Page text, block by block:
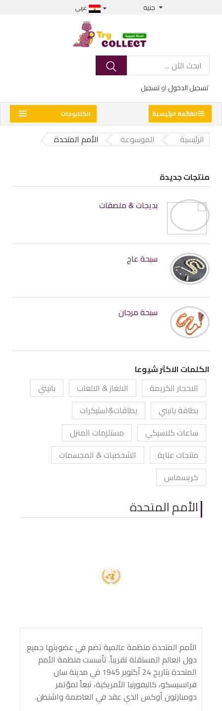
جنيه عربي
تسجيل الدخولاوتسجيل
الكتالوجات القائمة الرئيسية
الرئيسية الموسوعة الأمم المتحدة
منتجات جديدة
بديجات & ملصقات
سبحة عاج
سبحة مرجان
الكلمات الاكثر شيوعا
الاحجار الكريمة
الالغاز & الالعاب
بانيني
بطاقة بانيني
بطاقات&استيكرات
ساعات كلاسيكي
مستلزمات المنزل
منتجات عناية
الشخصيات & المجسمات
كريسماس
الأمم المتحدة
الأمم المتحدة منظمة عالمية تضم في عضويتها جميع
دول العالم المستقلة تقريباً. تأسست منظمة الأمم
المتحدة بتاريخ 24 أكتوبر 1945 في مدينة سان
فرانسيسكو، كاليفورنيا الأمريكية، تبعاً لمؤتمر
دومبارتون أوكس الذي عقد في العاصمة واشنطن.